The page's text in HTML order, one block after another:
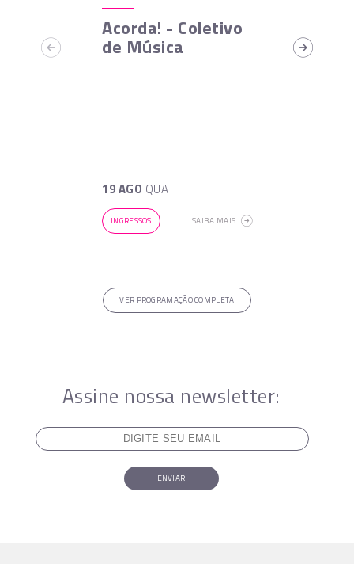
Acorda! - Coletivo
de Música
19 AGO QUA
INGRESSOS SAIBA MAIS
VER PROGRAMAÇÃO COMPLETA
Assine nossa newsletter:
ENVIAR